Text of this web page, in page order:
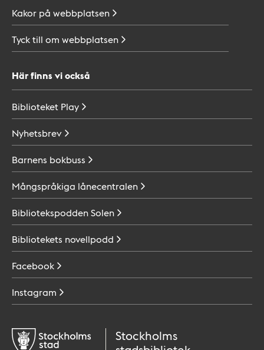
Kakor på webbplatsen
Tyck till om webbplatsen
Här finns vi också
Biblioteket Play
Nyhetsbrev
Barnens bokbuss
Mångspråkiga lånecentralen
BibliotekspoddenSolen
Bibliotekets novellpodd
Facebook
Instagram
Stockholms